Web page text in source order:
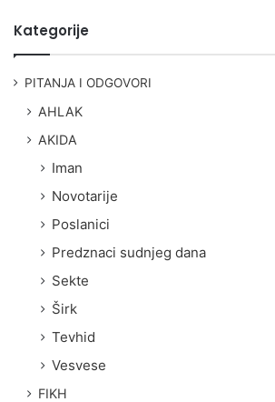
Kategorije
PITANJA I ODGOVORI
AHLAK
AKIDA
Iman
Novotarije
Poslanici
Predznaci sudnjeg dana
Sekte
Širk
Tevhid
Vesvese
FIKH